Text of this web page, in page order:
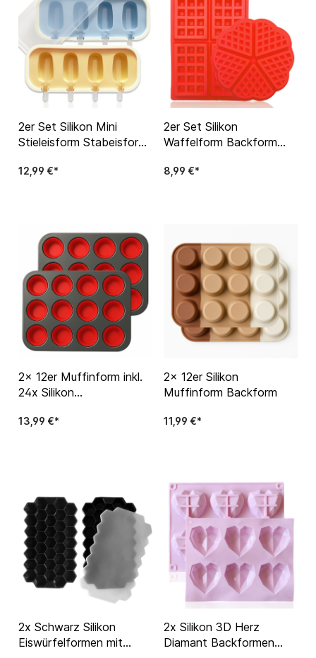
2er Set Silikon Mini
Stieleisform Stabeisform
12x Stiele
12,99 €*
2er Set Silikon
Waffelform Backform
Herzform
8,99 €*
2x 12er Muffinform inkl.
24x Silikon
13,99 €*
2x 12er Silikon
Muffinform Backform
11,99 €*
2x Schwarz Silikon
Eiswürfelformen mit
2x Silikon 3D Herz
Diamant Backformen